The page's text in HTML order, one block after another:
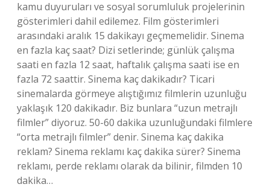
kamu duyuruları ve sosyal sorumluluk projelerinin
gösterimleri dahil edilemez. Film gösterimleri
arasındaki aralık 15 dakikayı geçmemelidir. Sinema
en fazla kaç saat? Dizi setlerinde; günlük çalışma
saati en fazla 12 saat, haftalık çalışma saati ise en
fazla 72 saattir. Sinema kaç dakikadır? Ticari
sinemalarda görmeye alıştığımız filmlerin uzunluğu
yaklaşık 120 dakikadır. Biz bunlara “uzun metrajlı
filmler” diyoruz. 50-60 dakika uzunluğundaki filmlere
“orta metrajlı filmler” denir. Sinema kaç dakika
reklam? Sinema reklamı kaç dakika sürer? Sinema
reklamı, perde reklamı olarak da bilinir, filmden 10
dakika…